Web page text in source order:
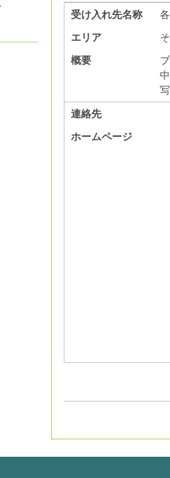
受け入れ先名称
エリア
概要
連絡先
ホームページ